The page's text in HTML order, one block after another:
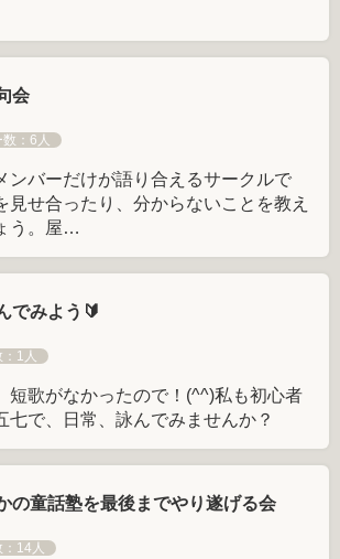
会
数：6人
ンバーだけが語り合えるサークルで
見せ合ったり、分からないことを教え
う。屋…
でみよう🔰
：1人
短歌がなかったので！(^^)私も初心者
七で、日常、詠んでみませんか？
の童話塾を最後までやり遂げる会
：14人